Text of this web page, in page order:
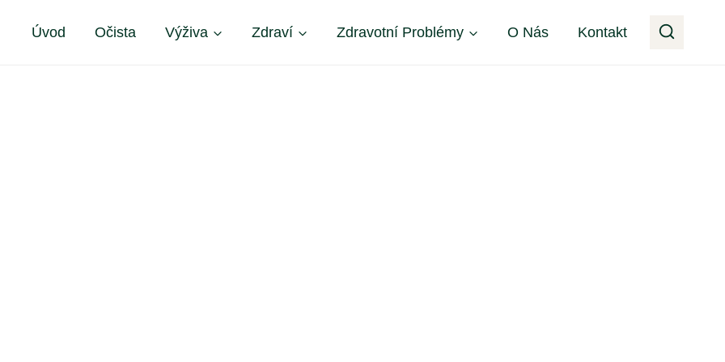
Úvod Očista Výživa Zdraví Zdravotní Problémy O Nás Kontakt